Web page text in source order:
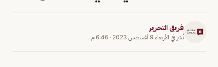
فريق التحرير
نُشر في الأربعاء 9 أغسطس 2023 · 6:46 م